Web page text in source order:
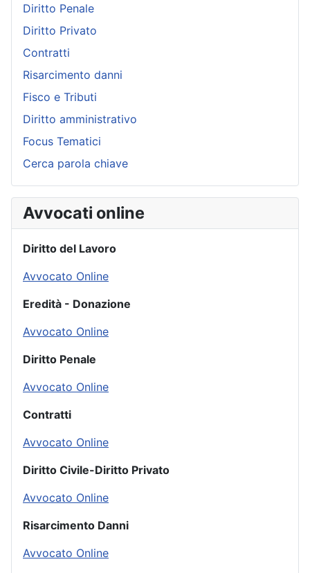
Diritto Penale
Diritto Privato
Contratti
Risarcimento danni
Fisco e Tributi
Diritto amministrativo
Focus Tematici
Cerca parola chiave
Avvocati online
Diritto del Lavoro
Avvocato Online
Eredità - Donazione
Avvocato Online
Diritto Penale
Avvocato Online
Contratti
Avvocato Online
Diritto Civile-Diritto Privato
Avvocato Online
Risarcimento Danni
Avvocato Online